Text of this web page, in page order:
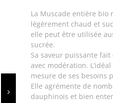
La Muscade entière bio
légèrement chaud et
elle peut être utilisée
sucrée.
Sa saveur puissante
avec modération.
mesure de ses besoins
Elle agrémente de
dauphinois et bien